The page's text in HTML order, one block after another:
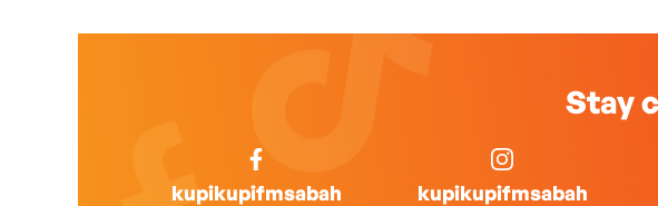
Stay
kupikupifmsabah kupikupifmsabah